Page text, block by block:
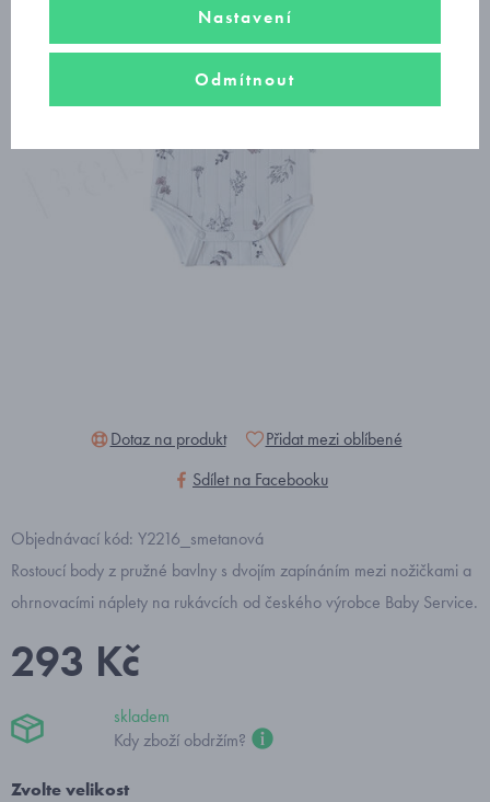
Dotaz na produkt
Přidat mezi oblíbené
Sdílet na Facebooku
Objednávací kód: Y2216_smetanová
Rostoucí body z pružné bavlny s dvojím zapínáním mezi nožičkami a
ohrnovacími náplety na rukávcích od českého výrobce Baby Service.
293 Kč
skladem
Kdy zboží obdržím?
Zvolte velikost
Nastavení
Odmítnout